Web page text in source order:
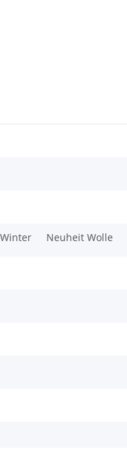
Neuheit Wolle